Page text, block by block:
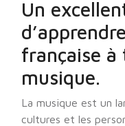
Un
française à
musique.
La musique est un
cultures et les